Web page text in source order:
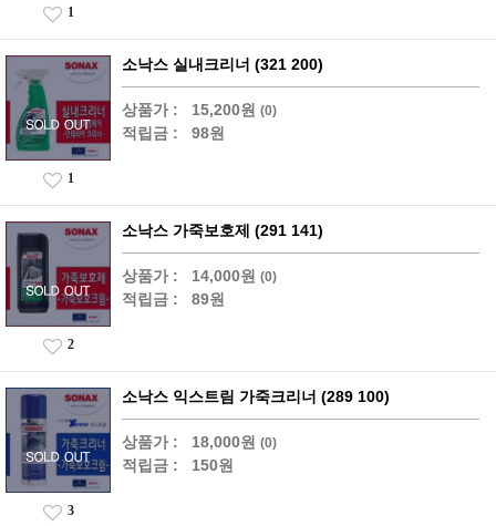
1
소낙스 실내크리너 (321 200)
상품가 : 15,200원 (0)
적립금 : 98원
1
소낙스 가죽보호제 (291 141)
상품가 : 14,000원 (0)
적립금 : 89원
2
소낙스 익스트림 가죽크리너 (289 100)
상품가 : 18,000원 (0)
적립금 : 150원
3